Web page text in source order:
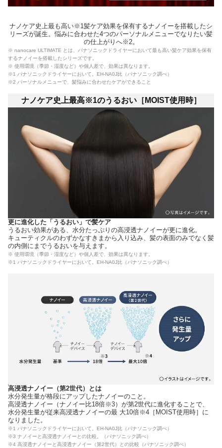
ナノケア史上最も高い※1髪ケア効果を保有するナノイーを搭載したシ
リーズが誕生。悩みに合わせた4つのパーソナルメニューでなりたい髪
の仕上がりへ※2。
※ nanocare ULTIMATE とは、パナソニックドライヤーにおいて最も高い髪ケア効果を保有
するナノイーを搭載したシリーズです。
※ 使用環境（季節・湿度など）や個人差で、効果は異なります。
※1 パナソニックドライヤーにおいて。EH-NA0J比（パナソニック調べ）
※2 パーソナルメニューで、髪悩みに合わせたケアができること
ナノケア史上最高※1のうるおい［MOIST使用時］
更に進化した「うるおい」で髪ケア
うるおい効果がある、水分たっぷりの高浸透ナノイーが更に進化。
キューティクルのわずかなすきまから入り込み、髪の表面のみでなく髪
の内側にまでうるおいを与えます。
※ 使用環境（季節・湿度など）や個人差で、効果は異なります。
※1 パナソニックドライヤーにおいて。EH-NA0J比（パナソニック調べ）
高浸透ナノイー（第2世代）とは
水分発生量が格段にアップしたナノイーのこと。
高浸透ナノイー（ナノイー比18倍※3）が第2世代に進化することで、
水分発生量が従来高浸透ナノイーの最 大10倍※4［MOIST使用時］に
なりました。
※1 パナソニックドライヤーにおいて。EH-NA0J比（パナソニック調べ）
※3 ナノイーと高浸透ナノイーとの比較。（パナソニック調べ）
※4 高浸透ナノイーと高浸透ナノイー（第2世代）との比較（パナソニック調べ）